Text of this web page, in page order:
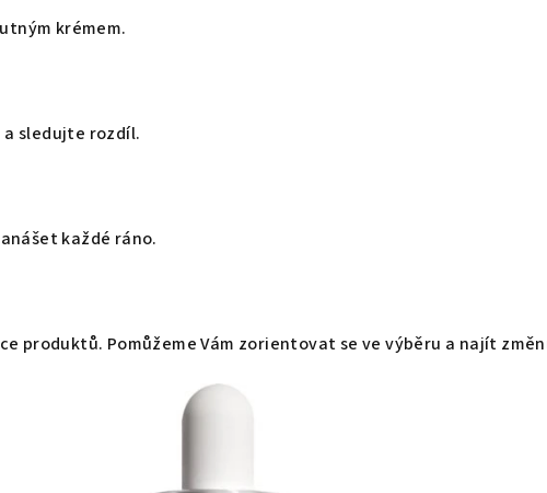
krémem.
a sledujte rozdíl.
každé ráno.
produktů. Pomůžeme Vám zorientovat se ve výběru a najít